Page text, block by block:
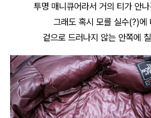
투명 매니큐어라서 거의 티가 안
그래도 혹시 모를 실수(?)에
겉으로 드러나지 않는 안쪽에